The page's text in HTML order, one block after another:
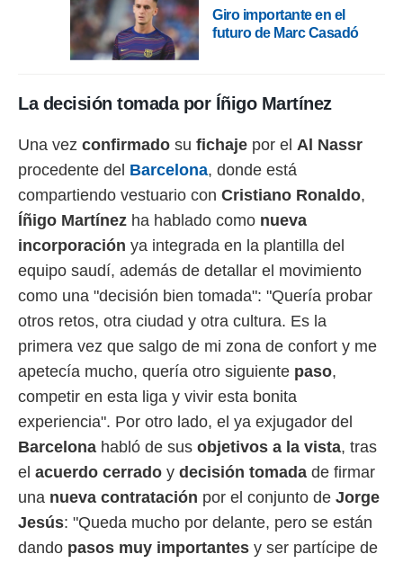
únicos
similares
como
este sitio
IP
de
posible
en
interés
a lo que
Para
su
datos
en
en
en
Giro importante en el
futuro de Marc Casadó
La decisión tomada por Íñigo Martínez
Una vez confirmado su fichaje por el Al Nassr
procedente del Barcelona, donde está
compartiendo vestuario con Cristiano Ronaldo,
Íñigo Martínez ha hablado como nueva
incorporación ya integrada en la plantilla del
equipo saudí, además de detallar el movimiento
como una "decisión bien tomada": "Quería probar
otros retos, otra ciudad y otra cultura. Es la
primera vez que salgo de mi zona de confort y me
apetecía mucho, quería otro siguiente paso,
competir en esta liga y vivir esta bonita
experiencia". Por otro lado, el ya exjugador del
Barcelona habló de sus objetivos a la vista, tras
el acuerdo cerrado y decisión tomada de firmar
una nueva contratación por el conjunto de Jorge
Jesús: "Queda mucho por delante, pero se están
dando pasos muy importantes y ser partícipe de